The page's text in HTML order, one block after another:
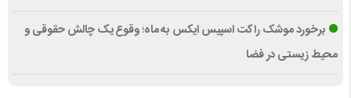
برخورد موشک راکت اسپیس ایکس به ماه؛ وقوع یک چالش حقوقی و
محیط زیستی در فضا